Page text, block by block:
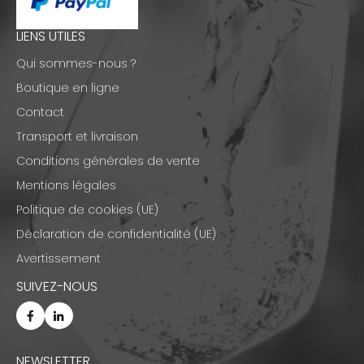
LIENS UTILES
Qui sommes-nous ?
Boutique en ligne
Contact
Transport et livraison
Conditions générales de vente
Mentions légales
Politique de cookies (UE)
Déclaration de confidentialité (UE)
Avertissement
SUIVEZ-NOUS